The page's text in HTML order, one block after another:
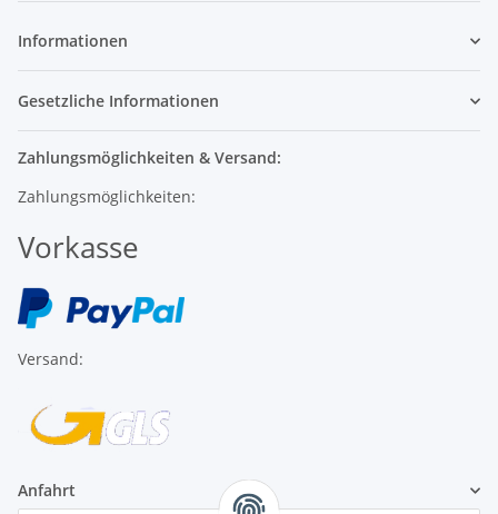
Gesetzliche Informationen
Zahlungsmöglichkeiten & Versand:
Zahlungsmöglichkeiten:
Vorkasse
Versand: